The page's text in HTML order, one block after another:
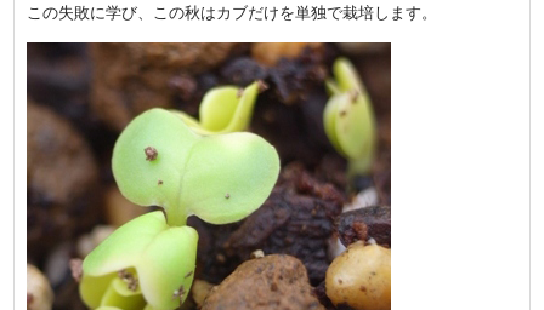
この失敗に学び、この秋はカブだけを単独で栽培します。